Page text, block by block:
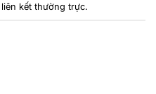
liên kết thường trực.